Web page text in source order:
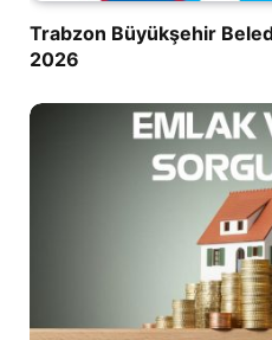
Trabzon Büyükşehir
2026